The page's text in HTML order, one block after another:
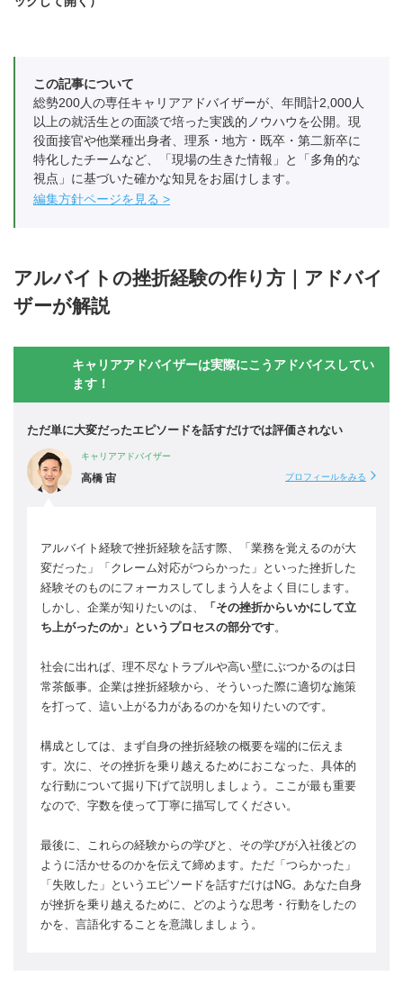
この記事について
総勢200人の専任キャリアアドバイザーが、年間計2,000人
以上の就活生との面談で培った実践的ノウハウを公開。現
役面接官や他業種出身者、理系・地方・既卒・第二新卒に
特化したチームなど、「現場の生きた情報」と「多角的な
視点」に基づいた確かな知見をお届けします。
編集方針ページを見る
アルバイトの挫折経験の作り方｜アドバイ
ザーが解説
キャリアアドバイザーは実際にこうアドバイスしてい
ます！
ただ単に大変だったエピソードを話すだけでは評価されない
キャリアアドバイザー
高橋 宙 プロフィールをみる
アルバイト経験で挫折経験を話す際、「業務を覚えるのが大
変だった」「クレーム対応がつらかった」といった挫折した
経験そのものにフォーカスしてしまう人をよく目にします。
しかし、企業が知りたいのは、
「その挫折からいかにして立
ち上がったのか」というプロセスの部分です。
社会に出れば、理不尽なトラブルや高い壁にぶつかるのは日
常茶飯事。企業は挫折経験から、そういった際に適切な施策
を打って、這い上がる力があるのかを知りたいのです。
構成としては、まず自身の挫折経験の概要を端的に伝えま
す。次に、その挫折を乗り越えるためにおこなった、具体的
な行動について掘り下げて説明しましょう。ここが最も重要
なので、字数を使って丁寧に描写してください。
最後に、これらの経験からの学びと、その学びが入社後どの
ように活かせるのかを伝えて締めます。ただ「つらかった」
「失敗した」というエピソードを話すだけはNG。あなた自身
が挫折を乗り越えるために、どのような思考・行動をしたの
かを、言語化することを意識しましょう。